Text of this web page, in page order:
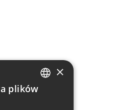
×
plików